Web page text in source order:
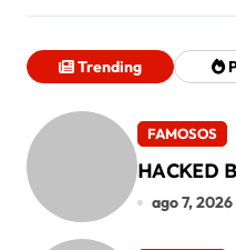
Trending
FAMOSOS
HACKED
ago 7,